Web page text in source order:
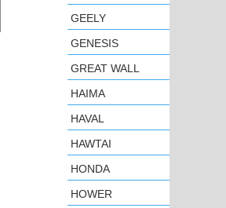
GEELY
GENESIS
GREAT WALL
HAIMA
HAVAL
HAWTAI
HONDA
HOWER